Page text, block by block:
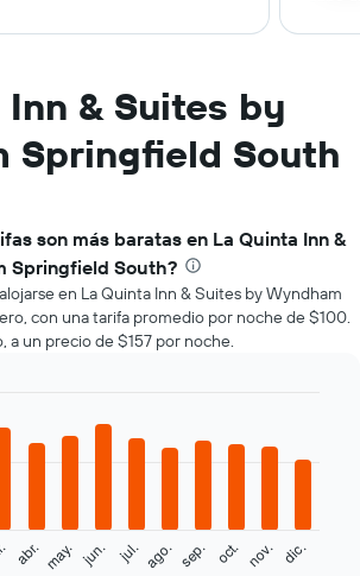
Inn & Suites by
Springfield South
son más baratas en La Quinta Inn &
Springfield South?
en La Quinta Inn & Suites by Wyndham
con una tarifa promedio por noche de $100.
a un precio de $157 por noche.
abr. may. jun. jul. ago. sep. oct. nov. dic.